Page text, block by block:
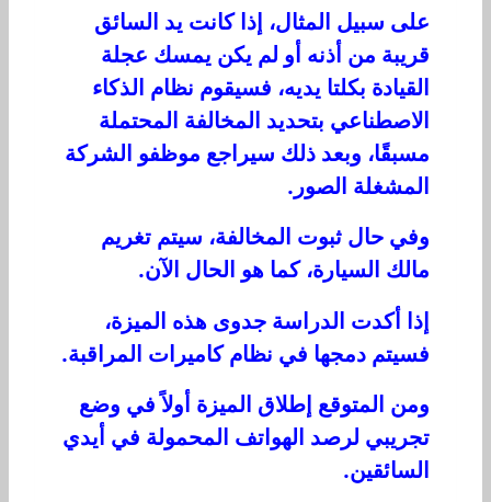
على سبيل المثال، إذا كانت يد السائق
قريبة من أذنه أو لم يكن يمسك عجلة
القيادة بكلتا يديه، فسيقوم نظام الذكاء
الاصطناعي بتحديد المخالفة المحتملة
مسبقًا، وبعد ذلك سيراجع موظفو الشركة
المشغلة الصور.
وفي حال ثبوت المخالفة، سيتم تغريم
مالك السيارة، كما هو الحال الآن.
إذا أكدت الدراسة جدوى هذه الميزة،
فسيتم دمجها في نظام كاميرات المراقبة.
ومن المتوقع إطلاق الميزة أولاً في وضع
تجريبي لرصد الهواتف المحمولة في أيدي
السائقين.